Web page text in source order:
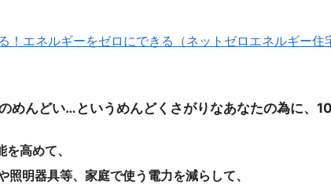
！エネルギーをゼロにできる（ネットゼロエネルギー住
めんどい…というめんどくさがりなあなたの為に、
高めて、
照明器具等、家庭で使う電力を減らして、